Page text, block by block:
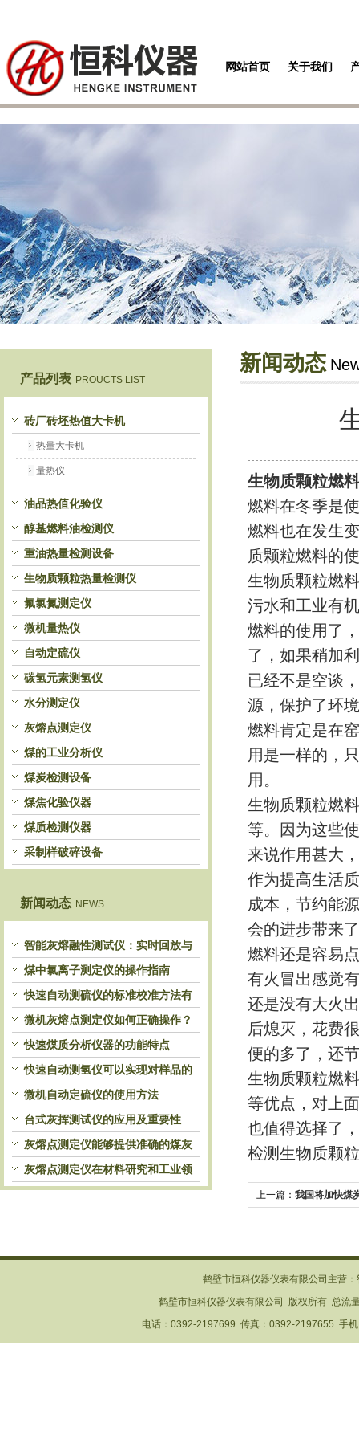
网站首页 关于我们
产品列表 PROUCTS LIST
砖厂砖坯热值大卡机
热量大卡机
量热仪
油品热值化验仪
醇基燃料油检测仪
重油热量检测设备
生物质颗粒热量检测仪
氟氯氮测定仪
微机量热仪
自动定硫仪
碳氢元素测氢仪
水分测定仪
灰熔点测定仪
煤的工业分析仪
煤炭检测设备
煤焦化验仪器
煤质检测仪器
采制样破碎设备
新闻动态 NEWS
智能灰熔融性测试仪：实时回放与
历史分析，解锁灰熔特性精准洞察
煤中氯离子测定仪的操作指南
快速自动测硫仪的标准校准方法有
哪些？
微机灰熔点测定仪如何正确操作？
快速煤质分析仪器的功能特点
快速自动测氢仪可以实现对样品的
自动处理和检测
微机自动定硫仪的使用方法
台式灰挥测试仪的应用及重要性
灰熔点测定仪能够提供准确的煤灰
熔融性参数
灰熔点测定仪在材料研究和工业领
域中发挥重要作用
新闻动态
生物质颗粒燃
燃料在冬季是
燃料也在发生
质颗粒燃料的
生物质颗粒燃
污水和工业有
燃料的使用了
了，如果稍加
已经不是空谈
源，保护了环
燃料肯定是在
用是一样的，
用。
生物质颗粒燃
等。因为这些
来说作用甚大
作为提高生活
成本，节约能
会的进步带来
燃料还是容易
有火冒出感觉
还是没有大火
后熄灭，花费
便的多了，还
生物质颗粒燃
等优点，对上
也值得选择了
检测生物质颗
上一篇： 我国将加快煤
鹤壁市恒科仪器仪表有限公司主营
鹤壁市恒科仪器仪表有限公司 版权所有 总流
电话：0392-2197699 传真：0392-2197655 手